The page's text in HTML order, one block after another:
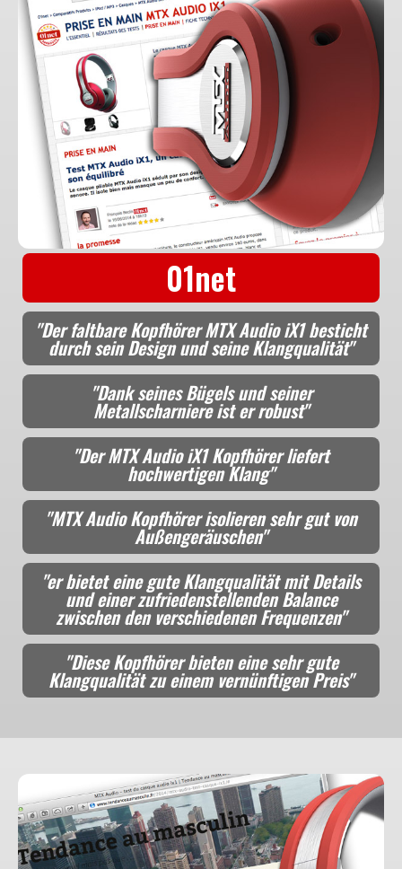
01net
"Der faltbare Kopfhörer MTX Audio iX1 besticht
durch sein Design und seine Klangqualität"
"Dank seines Bügels und seiner
Metallscharniere ist er robust"
"Der MTX Audio iX1 Kopfhörer liefert
hochwertigen Klang"
"MTX Audio Kopfhörer isolieren sehr gut von
Außengeräuschen"
"er bietet eine gute Klangqualität mit Details
und einer zufriedenstellenden Balance
zwischen den verschiedenen Frequenzen"
"Diese Kopfhörer bieten eine sehr gute
Klangqualität zu einem vernünftigen Preis"